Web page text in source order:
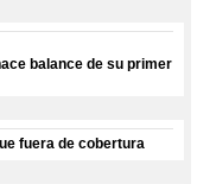
balance de su primer
fuera de cobertura